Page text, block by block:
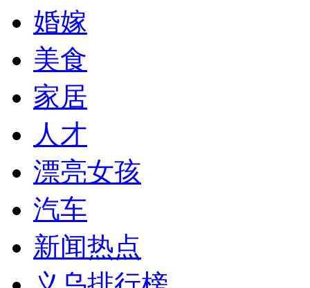
婚嫁
美食
家居
人才
漂亮女孩
汽车
新闻热点